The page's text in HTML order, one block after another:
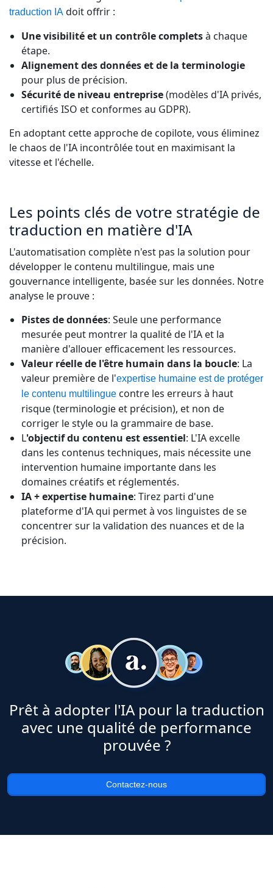
traduction IA doit offrir :
Une visibilité et un contrôle completsà chaque
étape.
Alignement des données et de la terminologie
pour plus de précision.
Sécurité de niveau entreprise(modèles d'IA privés,
certifiés ISO et conformes au GDPR).
En adoptant cette approche de copilote, vous éliminez
le chaos de l'IA incontrôlée tout en maximisant la
vitesse et l'échelle.
Les points clés de votre stratégie de
traduction en matière d'IA
L'automatisation complète n'est pas la solution pour
développer le contenu multilingue, mais une
gouvernance intelligente, basée sur les données. Notre
analyse le prouve :
Pistes de données: Seule une performance
mesurée peut montrer la qualité de l'IA et la
manière d'allouer efficacement les ressources.
Valeur réelle de l'être humain dans la boucle: La
valeur première de l'expertise humaine est de protéger
le contenu multilingue contre les erreurs à haut
risque (terminologie et précision), et non de
corriger le style ou la grammaire de base.
L'objectif du contenu est essentiel: L'IA excelle
dans les contenus techniques, mais nécessite une
intervention humaine importante dans les
domaines créatifs et réglementés.
IA + expertise humaine: Tirez parti d'une
plateforme d'IA qui permet à vos linguistes de se
concentrer sur la validation des nuances et de la
précision.
Prêt à adopter l'IA pour la traduction
avec une qualité de performance
prouvée ?
Contactez-nous